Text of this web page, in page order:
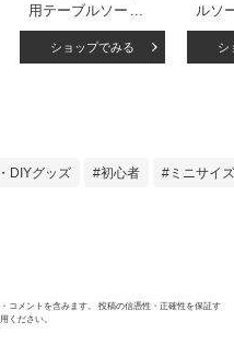
用テーブルソー
255mm STS-255ET
【代引不可】【個人
ショップでみる
ルソ
動ノ
シ
DIYグッズ 初心者 ミニサイズ
コメントを含みます。 投稿の信憑性・正確性を保証す
ください。